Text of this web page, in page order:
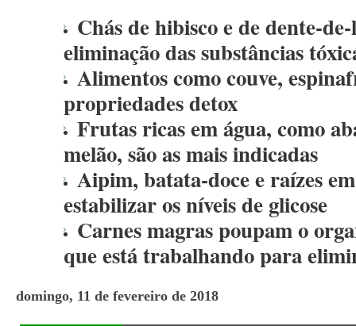
Chás de hibisco e de dente-
eliminação das substâncias
Alimentos como couve,
propriedades detox
Frutas ricas em água, como
melão, são as mais indicadas
Aipim, batata-doce e raízes
estabilizar os níveis de glicose
Carnes magras poupam o
que está trabalhando para
domingo, 11 de fevereiro de 2018